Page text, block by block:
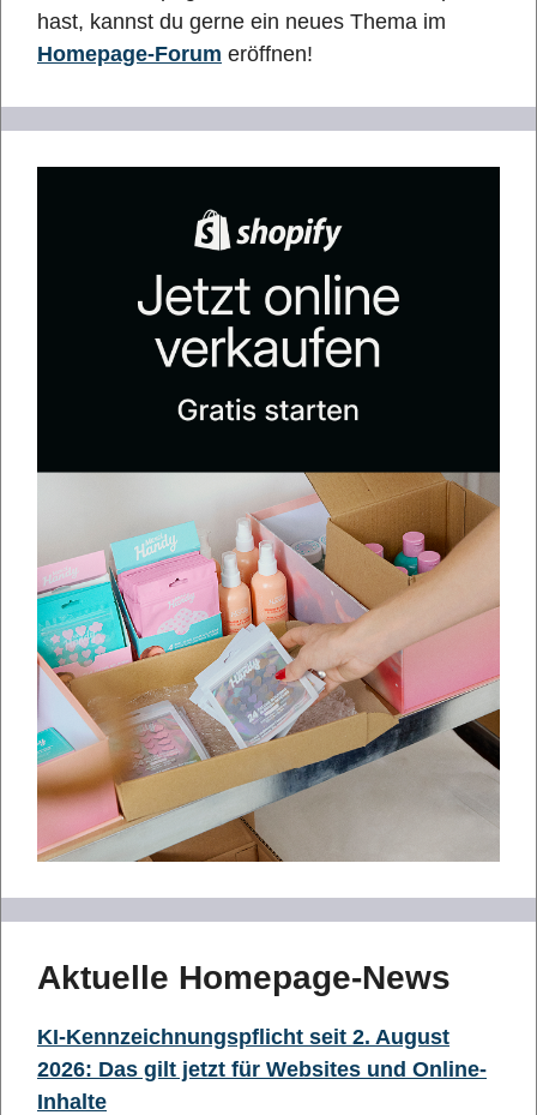
hast, kannst du gerne ein neues Thema im
Homepage-Forum eröffnen!
Aktuelle Homepage-News
KI-Kennzeichnungspflicht seit 2. August
2026: Das gilt jetzt für Websites und Online-
Inhalte